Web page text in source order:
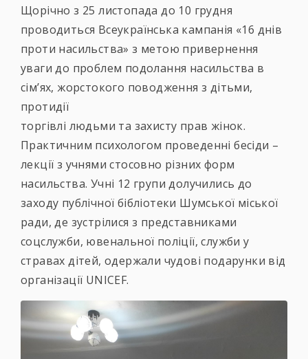
Щорічно з 25 листопада до 10 грудня
проводиться Всеукраїнська кампанія «16 днів
проти насильства» з метою привернення
уваги до проблем подолання насильства в
сім’ях, жорстокого поводження з дітьми,
протидії
торгівлі людьми та захисту прав жінок.
Практичним психологом проведенні бесіди –
лекції з учнями стосовно різних форм
насильства. Учні 12 групи долучились до
заходу публічної бібліотеки Шумської міської
ради, де зустрілися з представниками
соцслужби, ювенальної поліції, служби у
стравах дітей, одержали чудові подарунки від
організації UNICEF.